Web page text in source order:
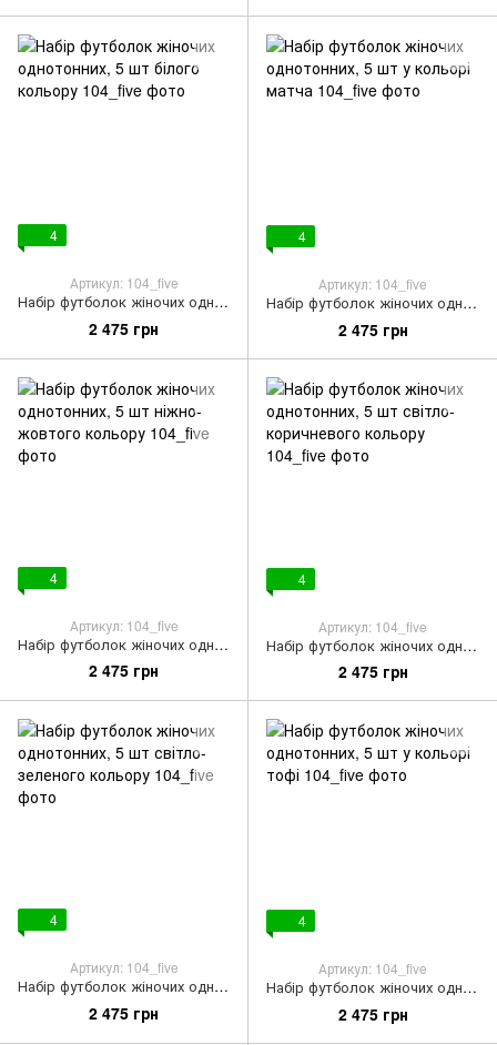
4
Артикул: 104_five
Набір футболок жіночих однотонних, 5 шт білого кольору
2 475 грн
4
Артикул: 104_five
Набір футболок жіночих однотонних, 5 шт у кольорі матча
2 475 грн
4
Артикул: 104_five
Набір футболок жіночих однотонних, 5 шт ніжно-жовтого кольору
2 475 грн
4
Артикул: 104_five
Набір футболок жіночих однотонних, 5 шт світло-коричневого кольору
2 475 грн
4
Артикул: 104_five
Набір футболок жіночих однотонних, 5 шт світло-зеленого кольору
2 475 грн
4
Артикул: 104_five
Набір футболок жіночих однотонних, 5 шт у кольорі тофі
2 475 грн